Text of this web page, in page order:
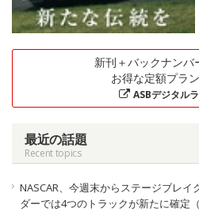
新刊＋バックナンバ
お得な定額プラ
ASBデジタル
最近の話題
Recent topics
NASCAR、今週末からステージブレ
ダーでは4つのトラックが新たに確定